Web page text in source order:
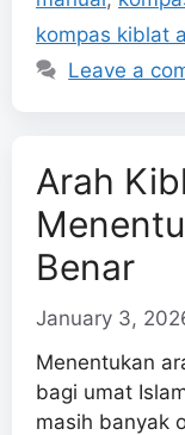
kompas kiblat
Leave a
Arah
Benar
January 3,
Menentukan
bagi umat
masih banyak